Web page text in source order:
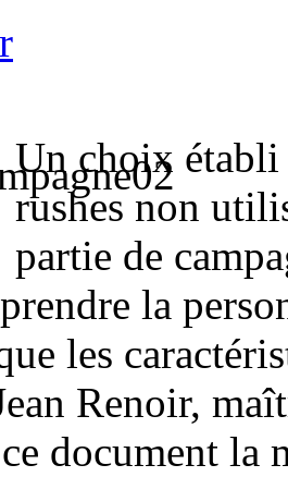
Un choix établi
rushes non
partie de
la
les
Renoir,
document la